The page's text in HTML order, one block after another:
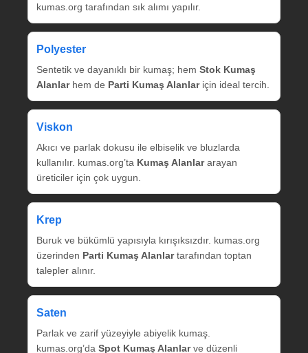
kumas.org tarafından sık alımı yapılır.
Polyester
Sentetik ve dayanıklı bir kumaş; hem Stok Kumaş
Alanlarhem de Parti Kumaş Alanlariçin ideal tercih.
Viskon
Akıcı ve parlak dokusu ile elbiselik ve bluzlarda
kullanılır. kumas.org’ta Kumaş Alanlararayan
üreticiler için çok uygun.
Krep
Buruk ve bükümlü yapısıyla kırışıksızdır. kumas.org
üzerinden Parti Kumaş Alanlartarafından toptan
talepler alınır.
Saten
Parlak ve zarif yüzeyiyle abiyelik kumaş.
kumas.org’da Spot Kumaş Alanlarve düzenli